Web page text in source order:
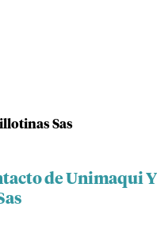
Sas
de Unimaqui Y